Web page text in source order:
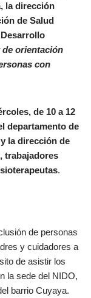
la dirección
de Salud
de orientación
con
de 10 a 12
departamento de
la dirección de
trabajadores
.
de personas
y cuidadores a
de asistir los
la sede del NIDO,
barrio Cuyaya.